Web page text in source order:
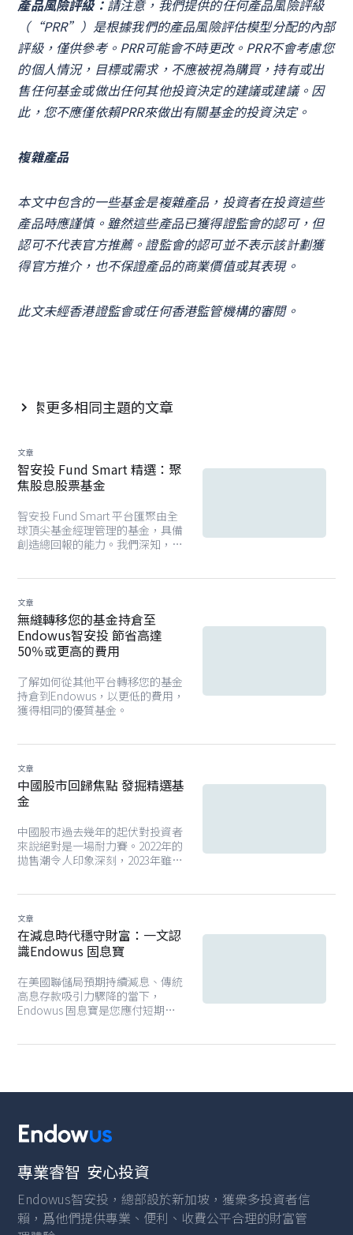
產品風險評級： 請注意，我們提供的任何產品風險評級
（“PRR”）是根據我們的產品風險評估模型分配的內部
評級，僅供參考。PRR可能會不時更改。PRR不會考慮您
的個人情況，目標或需求，不應被視為購買，持有或出
售任何基金或做出任何其他投資決定的建議或建議。因
此，您不應僅依賴PRR來做出有關基金的投資決定。
複雜產品
本文中包含的一些基金是複雜產品，投資者在投資這些
產品時應謹慎。雖然這些產品已獲得證監會的認可，但
認可不代表官方推薦。證監會的認可並不表示該計劃獲
得官方推介，也不保證產品的商業價值或其表現。
此文未經香港證監會或任何香港監管機構的審閱。
探索更多相同主題的文章

文章
智安投 Fund Smart 精選：聚
焦股息股票基金
智安投 Fund Smart 平台匯聚由全
球頂尖基金經理管理的基金，具備
創造總回報的能力。我們深知，達
正驅動回報的核心因素，並提供多
元化的基金選項，為您創造穩健而
靈活的資產配置。為您搜羅平台上
精選的股息股票基金名單。
文章
無縫轉移您的基金持倉至
Endowus智安投 節省高達
50％或更高的費用
了解如何從其他平台轉移您的基金
持倉到Endowus，以更低的費用，
獲得相同的優質基金。
文章
中國股市回歸焦點 發掘精選基
金
中國股市過去幾年的起伏對投資者
來說絕對是一場耐力賽。2022年的
拋售潮令人印象深刻，2023年雖然
股市反彈背後的驅動因素值得深入
探討。Endowus 精選由頂尖基金
經理管理的中國股票基金，涵蓋富
達國際、摩根資產管理、施羅德等
國際知名基金經理，助你掌握市場
脈動，捕捉潛在機遇。
文章
在減息時代穩守財富：一文認
識Endowus 固息寶
在美國聯儲局預期持續減息、傳統
高息存款吸引力驟降的當下，
Endowus 固息寶是您應付短期的
專業睿智 安心投資
Endowus智安投，總部設於新加坡，獲衆多投資者信
賴，爲他們提供專業、便利、收費公平合理的財富管